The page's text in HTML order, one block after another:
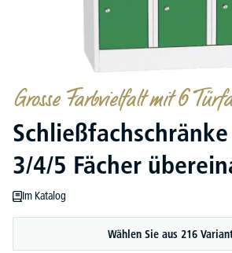
Grosse Farbvielfalt mit 6
3/4/5 Fächer
Im Katalog
Wählen Sie aus 216